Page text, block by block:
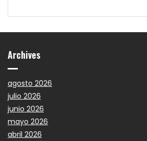
Archives
agosto 2026
julio 2026
junio 2026
mayo 2026
abril 2026